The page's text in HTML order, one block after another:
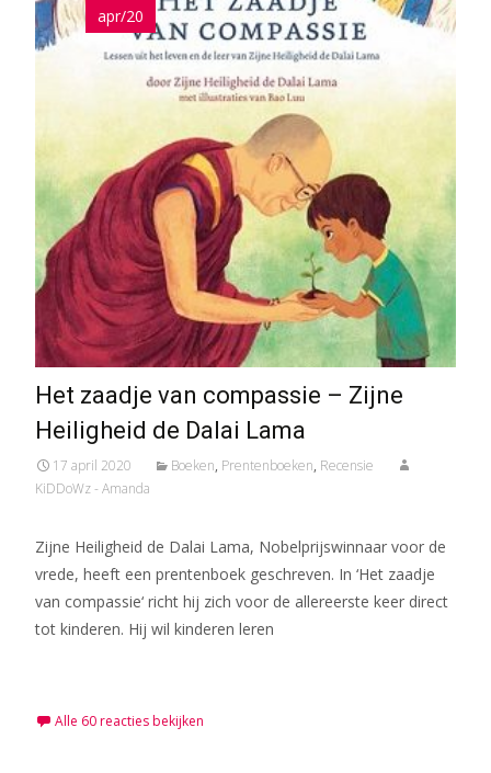
apr/20
Het zaadje van compassie – Zijne
Heiligheid de Dalai Lama
17 april 2020 Boeken, Prentenboeken, Recensie
KiDDoWz - Amanda
Zijne Heiligheid de Dalai Lama, Nobelprijswinnaar voor de
vrede, heeft een prentenboek geschreven. In ‘Het zaadje
van compassie‘ richt hij zich voor de allereerste keer direct
tot kinderen. Hij wil kinderen leren
Alle 60 reacties bekijken